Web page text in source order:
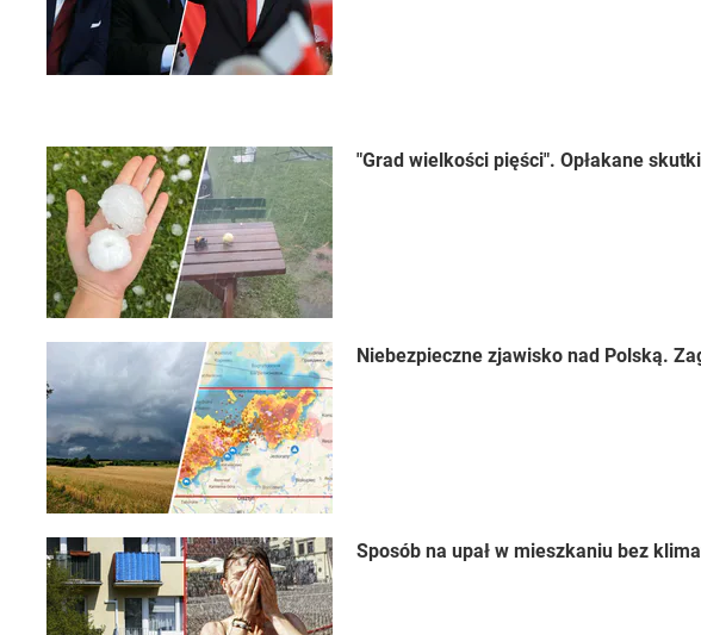
"Grad wielkości pięści". Opłakane
Niebezpieczne zjawisko nad Polską.
Sposób na upał w mieszkaniu bez